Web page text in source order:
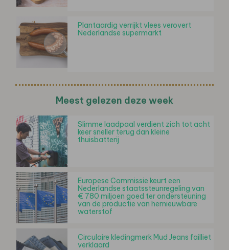
Plantaardig verrijkt vlees verovert
Nederlandse supermarkt
Meest gelezen deze week
Slimme laadpaal verdient zich tot acht
keer sneller terug dan kleine
thuisbatterij
Europese Commissie keurt een
Nederlandse staatssteunregeling van
€ 780 miljoen goed ter ondersteuning
van de productie van hernieuwbare
waterstof
Circulaire kledingmerk Mud Jeans failliet
verklaard